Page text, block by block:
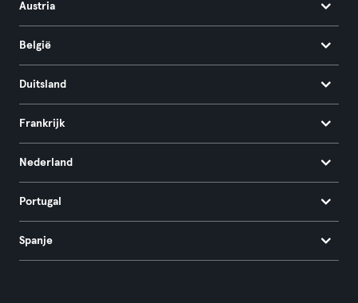
Austria
België
Duitsland
Frankrijk
Nederland
Portugal
Spanje